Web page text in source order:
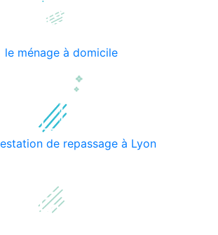
le ménage à domicile
de repassage à Lyon